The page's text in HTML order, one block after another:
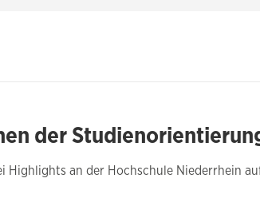
der
Highlights an der Hochschule Niederrhein